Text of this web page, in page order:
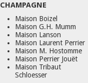
CHAMPAGNE
Maison Boizel
Maison G.H. Mumm
Maison Lanson
Maison Laurent Perrier
Maison M. Hostomme
Maison Perrier Jouët
Maison Tribaut
Schloesser